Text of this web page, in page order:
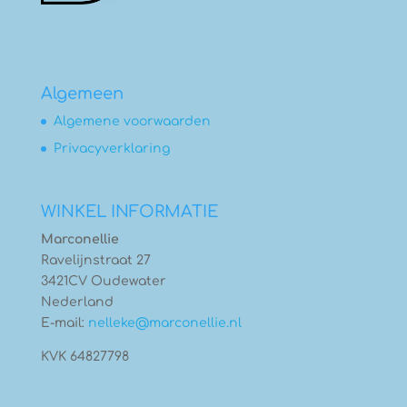
Algemeen
Algemene voorwaarden
Privacyverklaring
WINKEL INFORMATIE
Marconellie
Ravelijnstraat 27
3421CV Oudewater
Nederland
E-mail: nelleke@marconellie.nl
KVK 64827798